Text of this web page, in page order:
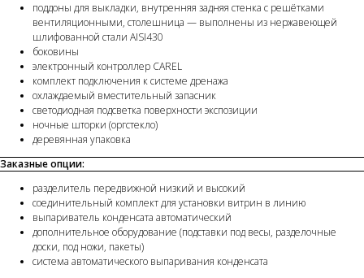
поддоны для выкладки, внутренняя задняя стенка с решётками
вентиляционными, столешница — выполнены из нержавеющей
шлифованной стали AISI430
боковины
электронный контроллер CAREL
комплект подключения к системе дренажа
охлаждаемый вместительный запасник
светодиодная подсветка поверхности экспозиции
ночные шторки (оргстекло)
деревянная упаковка
Заказные опции:
разделитель передвижной низкий и высокий
соединительный комплект для установки витрин в линию
выпариватель конденсата автоматический
дополнительное оборудование (подставки под весы, разделочные
доски, под ножи, пакеты)
система автоматического выпаривания конденсата